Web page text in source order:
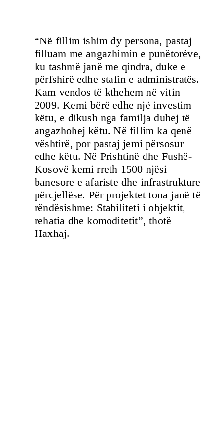
“Në fillim ishim dy persona, pastaj
filluam me angazhimin e punëtorëve,
ku tashmë janë me qindra, duke e
përfshirë edhe stafin e administratës.
Kam vendos të kthehem në vitin
2009. Kemi bërë edhe një investim
këtu, e dikush nga familja duhej të
angazhohej këtu. Në fillim ka qenë
vështirë, por pastaj jemi përsosur
edhe këtu. Në Prishtinë dhe Fushë-
Kosovë kemi rreth 1500 njësi
banesore e afariste dhe infrastrukture
përcjellëse. Për projektet tona janë të
rëndësishme: Stabiliteti i objektit,
rehatia dhe komoditetit”, thotë
Haxhaj.